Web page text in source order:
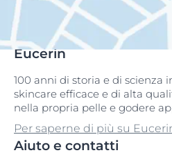
Eucerin
100 anni di storia e di scienza
skincare efficace e di alta
nella propria pelle e godere
Per saperne di più su
Aiuto e contatti